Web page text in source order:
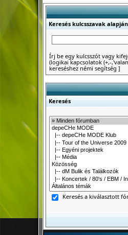
Keresés kulcsszavak alapján
Írj be egy kulcsszót vagy
(logikai kapcsolatok (+,-
kereséshez némi segítség ]
Keresés
Keresés a kiválasztott